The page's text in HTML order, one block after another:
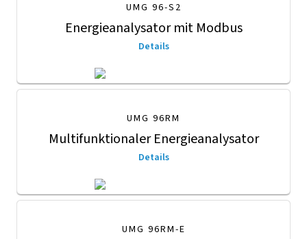
UMG 96-S2
Energieanalysator mit Modbus
Details
UMG 96RM
Multifunktionaler Energieanalysator
Details
UMG 96RM-E